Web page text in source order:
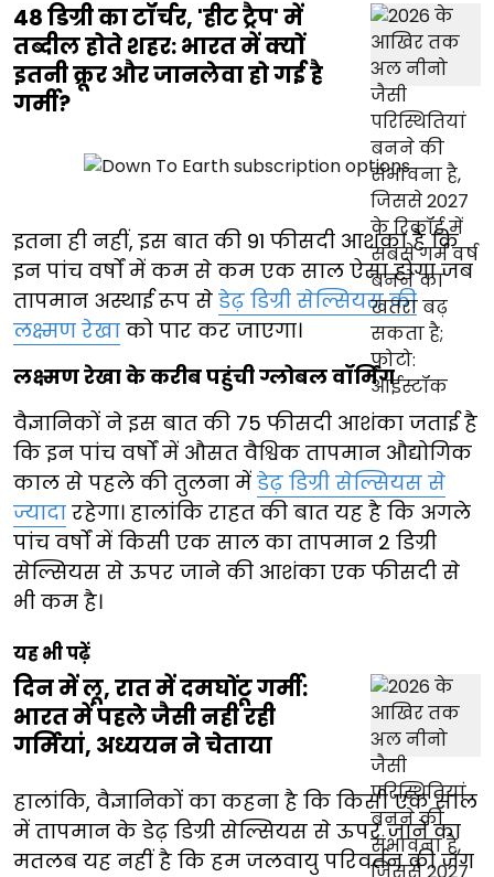
48 डिग्री का टॉर्चर, 'हीट ट्रैप' में
तब्दील होते शहर: भारत में क्यों
इतनी क्रूर और जानलेवा हो गई है
गर्मी?
इतना ही नहीं, इस बात की 91 फीसदी आशंका है कि
इन पांच वर्षों में कम से कम एक साल ऐसा होगा जब
तापमान अस्थाई रूप से डेढ़ डिग्री सेल्सियस की
लक्ष्मण रेखा को पार कर जाएगा।
लक्ष्मण रेखा के करीब पहुंची ग्लोबल वॉर्मिंग
वैज्ञानिकों ने इस बात की 75 फीसदी आशंका जताई है
कि इन पांच वर्षों में औसत वैश्विक तापमान औद्योगिक
काल से पहले की तुलना में डेढ़ डिग्री सेल्सियस से
ज्यादा रहेगा। हालांकि राहत की बात यह है कि अगले
पांच वर्षों में किसी एक साल का तापमान 2 डिग्री
सेल्सियस से ऊपर जाने की आशंका एक फीसदी से
भी कम है।
यह भी पढ़ें
दिन में लू, रात में दमघोंटू गर्मी:
भारत में पहले जैसी नहीं रही
गर्मियां, अध्ययन ने चेताया
हालांकि, वैज्ञानिकों का कहना है कि किसी एक साल
में तापमान के डेढ़ डिग्री सेल्सियस से ऊपर जाने का
मतलब यह नहीं है कि हम जलवायु परिवर्तन की जंग